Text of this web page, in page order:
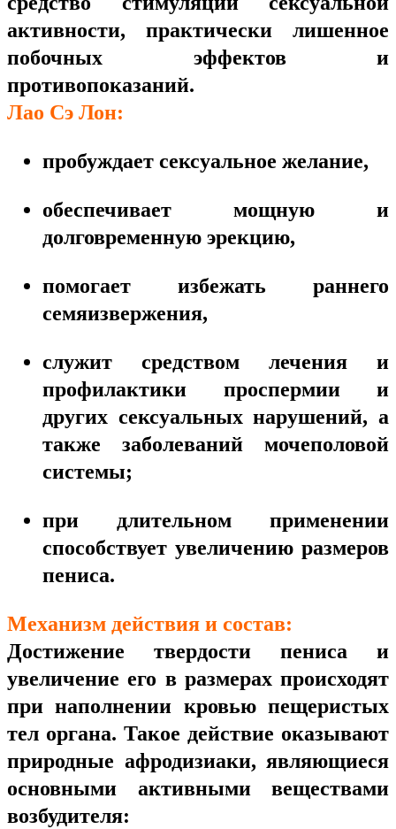
активности, практически лишенное
побочных эффектов и
противопоказаний.
Лао Сэ Лон:
пробуждает сексуальное желание,
обеспечивает мощную и
долговременную эрекцию,
помогает избежать раннего
семяизвержения,
служит средством лечения и
профилактики проспермии и
других сексуальных нарушений, а
также заболеваний мочеполовой
системы;
при длительном применении
способствует увеличению размеров
пениса.
Механизм действия и состав:
Достижение твердости пениса и
увеличение его в размерах происходят
при наполнении кровью пещеристых
тел органа. Такое действие оказывают
природные афродизиаки, являющиеся
основными активными веществами
возбудителя: